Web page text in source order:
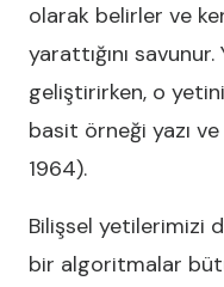
olarak belirler ve
yarattığını
geliştirirken, o
basit örneği yazı
1964).
Bilişsel yetilerimizi
bir algoritmalar